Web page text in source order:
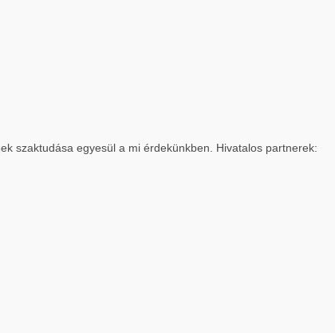
szaktudása egyesül a mi érdekünkben. Hivatalos partnerek: